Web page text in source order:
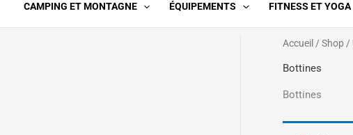
CAMPING ET MONTAGNE ÉQUIPEMENTS FITNESS ET YOGA
Accueil / Shop /
Bottines
Bottines